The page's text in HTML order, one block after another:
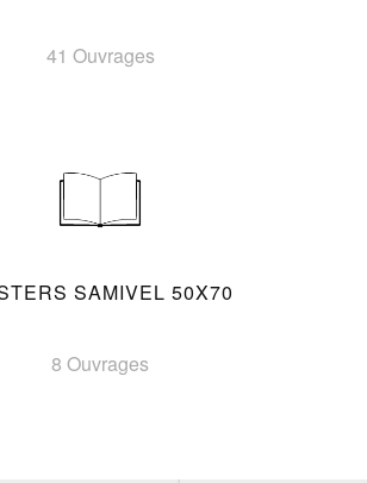
41 Ouvrages
SAMIVEL 50X70
8 Ouvrages